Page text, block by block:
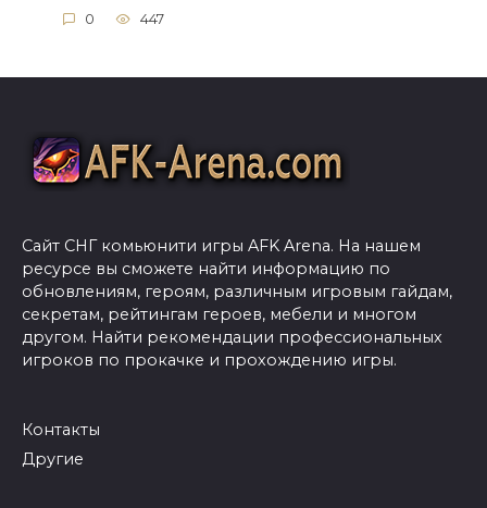
0 447
Сайт СНГ комьюнити игры AFK Arena. На нашем
ресурсе вы сможете найти информацию по
обновлениям, героям, различным игровым гайдам,
секретам, рейтингам героев, мебели и многом
другом. Найти рекомендации профессиональных
игроков по прокачке и прохождению игры.
Контакты
Другие